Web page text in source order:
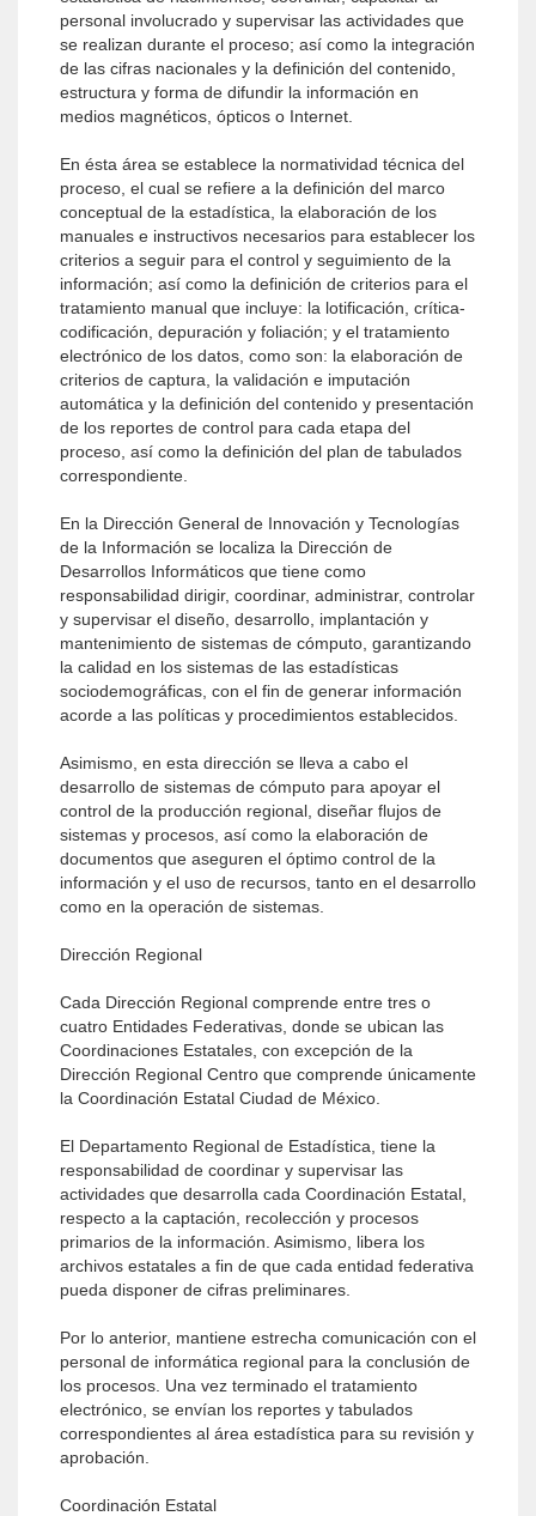
personal involucrado y supervisar las actividades que
se realizan durante el proceso; así como la integración
de las cifras nacionales y la definición del contenido,
estructura y forma de difundir la información en
medios magnéticos, ópticos o Internet.
En ésta área se establece la normatividad técnica del
proceso, el cual se refiere a la definición del marco
conceptual de la estadística, la elaboración de los
manuales e instructivos necesarios para establecer los
criterios a seguir para el control y seguimiento de la
información; así como la definición de criterios para el
tratamiento manual que incluye: la lotificación, crítica-
codificación, depuración y foliación; y el tratamiento
electrónico de los datos, como son: la elaboración de
criterios de captura, la validación e imputación
automática y la definición del contenido y presentación
de los reportes de control para cada etapa del
proceso, así como la definición del plan de tabulados
correspondiente.
En la Dirección General de Innovación y Tecnologías
de la Información se localiza la Dirección de
Desarrollos Informáticos que tiene como
responsabilidad dirigir, coordinar, administrar, controlar
y supervisar el diseño, desarrollo, implantación y
mantenimiento de sistemas de cómputo, garantizando
la calidad en los sistemas de las estadísticas
sociodemográficas, con el fin de generar información
acorde a las políticas y procedimientos establecidos.
Asimismo, en esta dirección se lleva a cabo el
desarrollo de sistemas de cómputo para apoyar el
control de la producción regional, diseñar flujos de
sistemas y procesos, así como la elaboración de
documentos que aseguren el óptimo control de la
información y el uso de recursos, tanto en el desarrollo
como en la operación de sistemas.
Dirección Regional
Cada Dirección Regional comprende entre tres o
cuatro Entidades Federativas, donde se ubican las
Coordinaciones Estatales, con excepción de la
Dirección Regional Centro que comprende únicamente
la Coordinación Estatal Ciudad de México.
El Departamento Regional de Estadística, tiene la
responsabilidad de coordinar y supervisar las
actividades que desarrolla cada Coordinación Estatal,
respecto a la captación, recolección y procesos
primarios de la información. Asimismo, libera los
archivos estatales a fin de que cada entidad federativa
pueda disponer de cifras preliminares.
Por lo anterior, mantiene estrecha comunicación con el
personal de informática regional para la conclusión de
los procesos. Una vez terminado el tratamiento
electrónico, se envían los reportes y tabulados
correspondientes al área estadística para su revisión y
aprobación.
Coordinación Estatal